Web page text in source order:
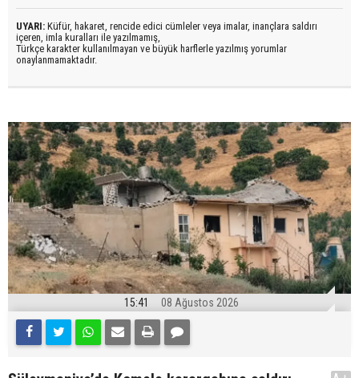
UYARI: Küfür, hakaret, rencide edici cümleler veya imalar, inançlara saldırı
içeren, imla kuralları ile yazılmamış,
Türkçe karakter kullanılmayan ve büyük harflerle yazılmış yorumlar
onaylanmamaktadır.
15:41 08 Ağustos 2026